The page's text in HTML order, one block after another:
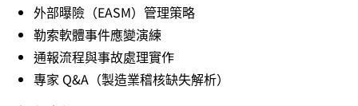
外部曝險（EASM）管理策略
勒索軟體事件應變演練
通報流程與事故處理實作
專家 Q&A（製造業稽核缺失解析）